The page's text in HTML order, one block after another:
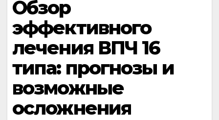
Обзор
эффективного
лечения ВПЧ 16
типа: прогнозы и
возможные
осложнения